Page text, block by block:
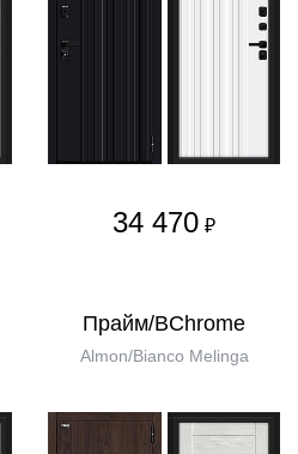
34 470 ₽
Прайм/BChrome
Almon/Bianco Melinga